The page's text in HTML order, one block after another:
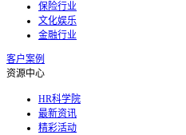
保险行业
文化娱乐
金融行业
客户案例
资源中心
HR科学院
最新资讯
精彩活动